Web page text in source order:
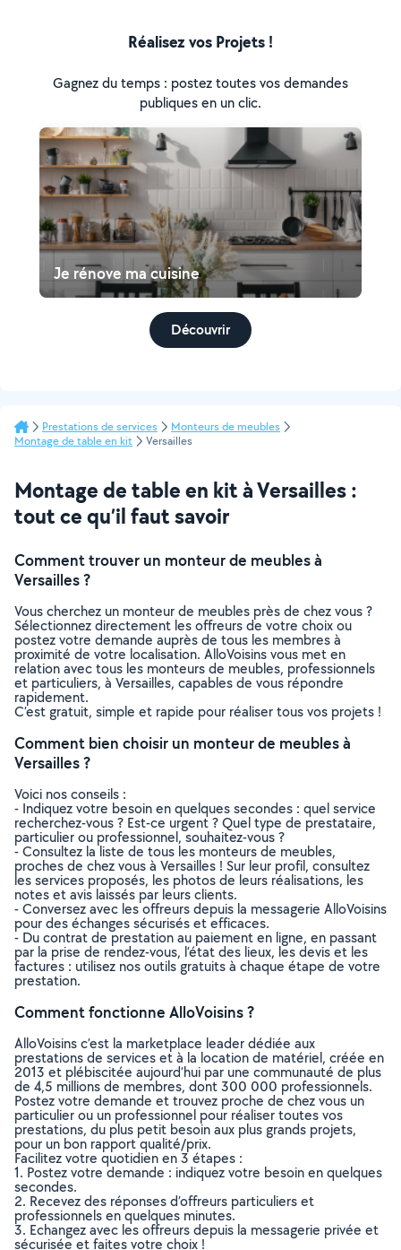
Réalisez vos Projets !
Gagnez du temps : postez toutes vos demandes
publiques en un clic.
Je rénove ma cuisine
Découvrir
Prestations de services
Monteurs de meubles
Montage de table en kit
Versailles
Montage de table en kit à Versailles :
tout ce qu’il faut savoir
Comment trouver un monteur de meubles à
Versailles ?
Vous cherchez un monteur de meubles près de chez vous ?
Sélectionnez directement les offreurs de votre choix ou
postez votre demande auprès de tous les membres à
proximité de votre localisation. AlloVoisins vous met en
relation avec tous les monteurs de meubles, professionnels
et particuliers, à Versailles, capables de vous répondre
rapidement.
C’est gratuit, simple et rapide pour réaliser tous vos projets !
Comment bien choisir un monteur de meubles à
Versailles ?
Voici nos conseils :
- Indiquez votre besoin en quelques secondes : quel service
recherchez-vous ? Est-ce urgent ? Quel type de prestataire,
particulier ou professionnel, souhaitez-vous ?
- Consultez la liste de tous les monteurs de meubles,
proches de chez vous à Versailles ! Sur leur profil, consultez
les services proposés, les photos de leurs réalisations, les
notes et avis laissés par leurs clients.
- Conversez avec les offreurs depuis la messagerie AlloVoisins
pour des échanges sécurisés et efficaces.
- Du contrat de prestation au paiement en ligne, en passant
par la prise de rendez-vous, l’état des lieux, les devis et les
factures : utilisez nos outils gratuits à chaque étape de votre
prestation.
Comment fonctionne AlloVoisins ?
AlloVoisins c’est la marketplace leader dédiée aux
prestations de services et à la location de matériel, créée en
2013 et plébiscitée aujourd’hui par une communauté de plus
de 4,5 millions de membres, dont 300 000 professionnels.
Postez votre demande et trouvez proche de chez vous un
particulier ou un professionnel pour réaliser toutes vos
prestations, du plus petit besoin aux plus grands projets,
pour un bon rapport qualité/prix.
Facilitez votre quotidien en 3 étapes :
1. Postez votre demande : indiquez votre besoin en quelques
secondes.
2. Recevez des réponses d’offreurs particuliers et
professionnels en quelques minutes.
3. Echangez avec les offreurs depuis la messagerie privée et
sécurisée et faites votre choix !